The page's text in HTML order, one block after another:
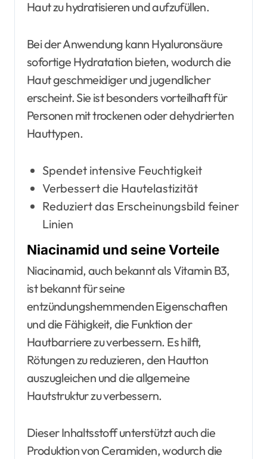
Haut zu hydratisieren und aufzufüllen.
Bei der Anwendung kann Hyaluronsäure
sofortige Hydratation bieten, wodurch die
Haut geschmeidiger und jugendlicher
erscheint. Sie ist besonders vorteilhaft für
Personen mit trockenen oder dehydrierten
Hauttypen.
Spendet intensive Feuchtigkeit
Verbessert die Hautelastizität
Reduziert das Erscheinungsbild feiner
Linien
Niacinamid und seine Vorteile
Niacinamid, auch bekannt als Vitamin B3,
ist bekannt für seine
entzündungshemmenden Eigenschaften
und die Fähigkeit, die Funktion der
Hautbarriere zu verbessern. Es hilft,
Rötungen zu reduzieren, den Hautton
auszugleichen und die allgemeine
Hautstruktur zu verbessern.
Dieser Inhaltsstoff unterstützt auch die
Produktion von Ceramiden, wodurch die